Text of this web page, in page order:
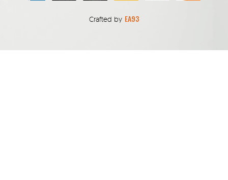
Crafted by EA93